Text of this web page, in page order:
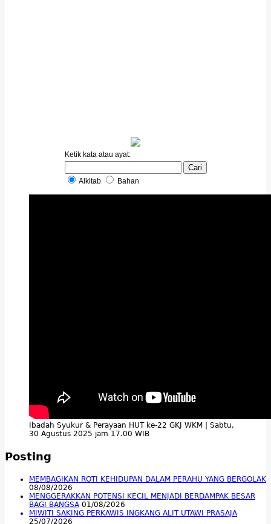
Ketik kata atau ayat:
Alkitab Bahan
Ibadah Syukur & Perayaan HUT ke-22 GKJ WKM | Sabtu,
30 Agustus 2025 jam 17.00 WIB
Posting
MEMBAGIKAN ROTI KEHIDUPAN DALAM PERAHU YANG BERGOLAK
08/08/2026
MENGGERAKKAN POTENSI KECIL MENJADI BERDAMPAK BESAR
BAGI BANGSA 01/08/2026
MIWITI SAKING PERKAWIS INGKANG ALIT UTAWI PRASAJA
25/07/2026